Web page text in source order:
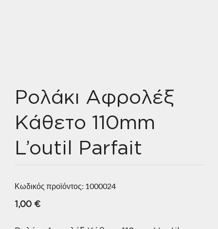
Ρολάκι Αφρολέξ
Κάθετο 110mm
L’outil Parfait
Κωδικός προϊόντος: 1000024
1,00 €